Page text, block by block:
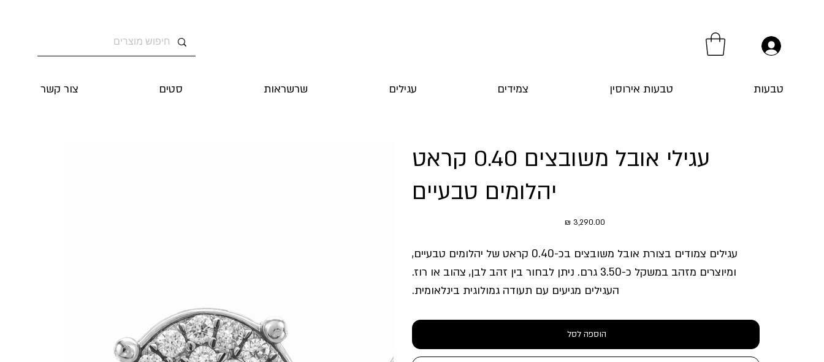
צור קשר סטים שרשראות עגילים צמידים טבעות אירוסין טבעות
עגילי אובל משובצים 0.40 קראט
יהלומים טבעיים
מחיר
עגילים צמודים בצורת אובל משובצים בכ-0.40 קראט של יהלומים טבעיים,
ומיוצרים מזהב במשקל כ-3.50 גרם. ניתן לבחור בין זהב לבן, צהוב או רוז.
העגילים מגיעים עם תעודה גמולוגית בינלאומית.
הוספה לסל